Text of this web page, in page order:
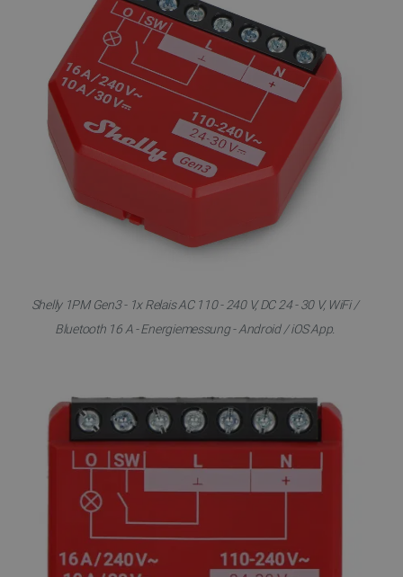
Shelly 1PM Gen3 - 1x Relais AC 110 - 240 V, DC 24 - 30 V, WiFi /
Bluetooth 16 A - Energiemessung - Android / iOS App.